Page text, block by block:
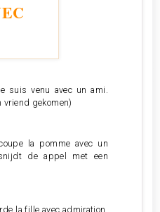
suis venu avec un ami.
vriend gekomen)
la pomme avec un
de appel met een
la fille avec admiration.